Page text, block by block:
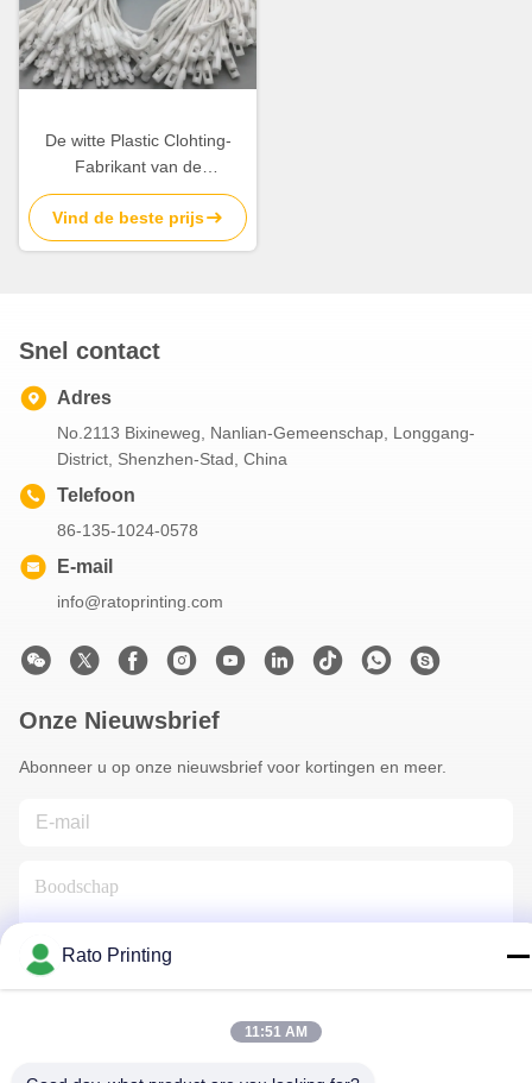
De witte Plastic Clohting-
Fabrikant van de
Voorraadhang tag with bullet
clasp van het
Markeringskoord Zwarte
Vind de beste prijs
Snel contact
Adres
No.2113 Bixineweg, Nanlian-Gemeenschap, Longgang-
District, Shenzhen-Stad, China
Telefoon
86-135-1024-0578
E-mail
info@ratoprinting.com
Onze Nieuwsbrief
Abonneer u op onze nieuwsbrief voor kortingen en meer.
Neem Contact Met Ons Op
Rato Printing
11:51 AM